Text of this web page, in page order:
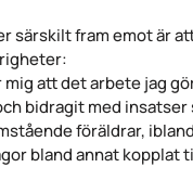
särskilt fram emot är
att det arbete jag
bidragit med
föräldrar,
bland annat kopplat